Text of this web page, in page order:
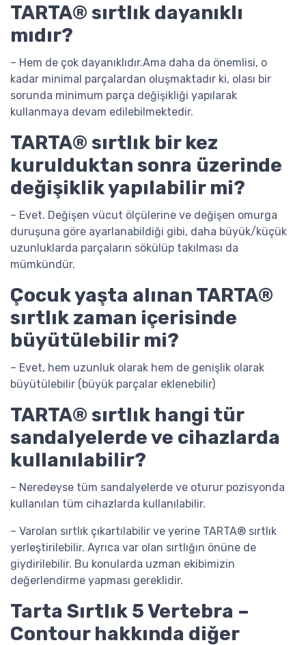
TARTA® sırtlık dayanıklı
mıdır?
– Hem de çok dayanıklıdır.Ama daha da önemlisi, o
kadar minimal parçalardan oluşmaktadır ki, olası bir
sorunda minimum parça değişikliği yapılarak
kullanmaya devam edilebilmektedir.
TARTA® sırtlık bir kez
kurulduktan sonra üzerinde
değişiklik yapılabilir mi?
– Evet. Değişen vücut ölçülerine ve değişen omurga
duruşuna göre ayarlanabildiği gibi, daha büyük/küçük
uzunluklarda parçaların sökülüp takılması da
mümkündür.
Çocuk yaşta alınan TARTA®
sırtlık zaman içerisinde
büyütülebilir mi?
– Evet, hem uzunluk olarak hem de genişlik olarak
büyütülebilir (büyük parçalar eklenebilir)
TARTA® sırtlık hangi tür
sandalyelerde ve cihazlarda
kullanılabilir?
– Neredeyse tüm sandalyelerde ve oturur pozisyonda
kullanılan tüm cihazlarda kullanılabilir.
– Varolan sırtlık çıkartılabilir ve yerine TARTA® sırtlık
yerleştirilebilir. Ayrıca var olan sırtlığın önüne de
giydirilebilir. Bu konularda uzman ekibimizin
değerlendirme yapması gereklidir.
Tarta Sırtlık 5 Vertebra –
Contour hakkında diğer